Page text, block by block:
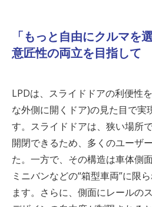
「もっと自由にクルマを
意匠性の両立を目指して
LPDは、スライドドアの利便性
な外側に開くドア)の見た目で実
す。スライドドアは、狭い場所
開閉できるため、多くのユーザ
た。一方で、その構造は車体側
ミニバンなどの“箱型車両”に限
ます。さらに、側面にレールの